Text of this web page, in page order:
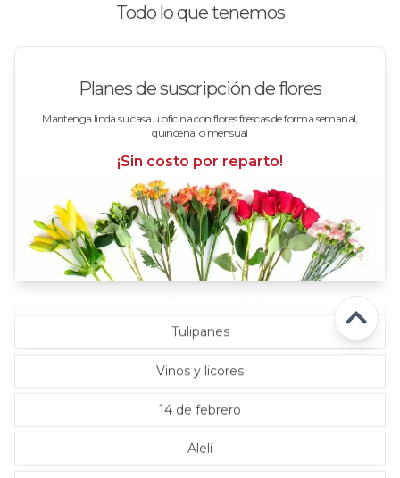
Todo lo que tenemos
Planes de suscripción de flores
Mantenga linda su casa u oficina con flores frescas de forma semanal,
quincenal o mensual
¡Sin costo por reparto!
14 de febrero
Alelí
Rosas Damasco
Rosas en floreros
Rosas Fucsia
Rosas Rojas
Rosas Rosadas
Tulipanes
Vinos y licores